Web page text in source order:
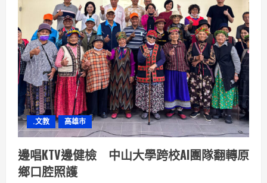
落
實
永
續
治
理
臺
灣
港
群
邁
向
永
續
新
紀
年！
.文教 高雄市
邊唱KTV邊健檢 中山大學跨校AI團隊翻轉原
鄉口腔照護